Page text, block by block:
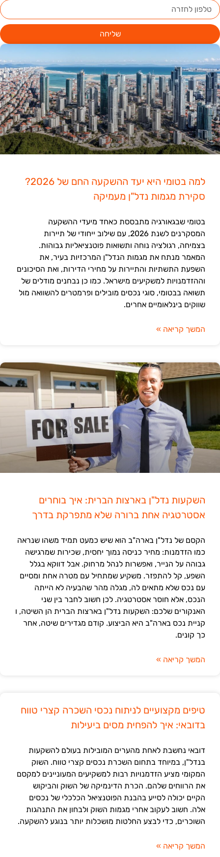
שליחה
למה בטומי היא יעד ההשקעה החם של 2026?
סקירת מגמות נדל"ן מעמיקה
בטומי שבגאורגיה מתבססת כאחד מיעדי ההשקעה
המסקרנים לשנת 2026, עם שילוב ייחודי של תיירות
בצמיחה, רגולציה נוחה ותשואות פוטנציאליות גבוהות.
המאמר מנתח את מגמות הנדל"ן המרכזיות בעיר, את
השפעת התשתיות והתיירות על מחירי הדירות, ואת הסיכונים
וההזדמנויות למשקיעים מישראל. כמו כן נבחנים מודלים של
תשואה בבטומי, סוגי נכסים מובילים ופרמטרים להשוואה מול
שווקים בינלאומיים אחרים.
המשך קריאה »
השקעות נדל"ן בארצות הברית: איך בוחרים
אסטרטגיה אחת ברורה שלא מתפרקת בדרך
הקסם של נדל"ן בארה"ב הוא שיש כמעט תמיד משהו שנראה
כמו הזדמנות: מחיר כניסה נמוך יחסית, שכירות שמרגישה
גבוהה על הנייר, ואפשרות לנהל מרחוק. אבל דווקא בגלל
השפע, קל להתפזר. משקיע שמתחיל עם מטרה אחת ומסיים
עם נכס שלא מתאים לה, מגלה מהר שהבעיה לא הייתה
הנכס, אלא חוסר אסטרטגיה. לכן חשוב לחבר בין שני
האנקורים שלכם: השקעות נדל"ן בארצות הברית הן השיטה, ו
קניית נכס בארה"ב היא הביצוע. קודם מגדירים שיטה, אחר
כך קונים.
המשך קריאה »
טיפים מקצועיים לניתוח נכסי השכרה קצרי טווח
בדובאי: איך להפחית מסים ביעילות
דובאי נחשבת לאחת מהערים המובילות בעולם להשקעות
בנדל"ן, במיוחד בתחום השכרת נכסים קצרי טווח. השוק
המקומי מציע הזדמנויות רבות למשקיעים המעוניינים למקסם
את הרווחים שלהם. הכרת הדינמיקה של השוק והביקוש
הקיים יכולה לסייע בהבנת הפוטנציאל הכלכלי של נכסים
אלה. חשוב לעקוב אחרי מגמות השוק ולבחון את התנהגות
השוכרים, כדי לבצע החלטות מושכלות יותר בנוגע להשקעה.
המשך קריאה »